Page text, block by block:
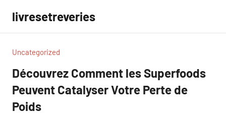
contenu
livresetreveries
Uncategorized
Découvrez Comment les Superfoods
Peuvent Catalyser Votre Perte de
Poids